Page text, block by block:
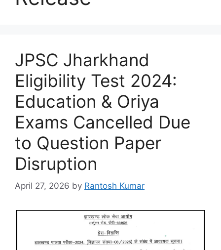
JPSC Jharkhand
Eligibility Test 2024:
Education & Oriya
Exams Cancelled Due
to Question Paper
Disruption
April 27, 2026 by Rantosh Kumar